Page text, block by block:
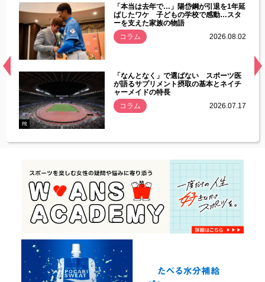
常
「本当は去年で…」陽岱鋼が引退を1年延
ばしたワケ 子どもの学校で感動…スタ
ーを支えた家族の物語
コラム
2026.08.02
PR
「なんとなく」で選ばない スポーツ医
が語るサプリメント摂取の基本とネイチ
ャーメイドの特長
コラム
2026.07.17